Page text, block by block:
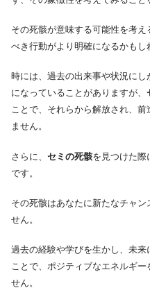
その死骸が意味する可能性を考
べき行動がより明確になるかもし
時には、過去の出来事や状況に
になっていることがありますが、
ことで、それらから解放され、
ません。
さらに、 セミの死骸を見つけた際
です。
その死骸はあなたに新たなチャ
せん。
過去の経験や学びを生かし、未
ことで、ポジティブなエネルギ
せん。